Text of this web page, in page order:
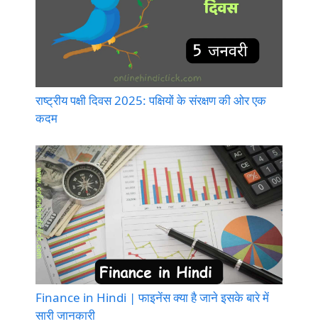
राष्ट्रीय पक्षी दिवस 2025: पक्षियों के संरक्षण की ओर एक
कदम
Finance in Hindi | फाइनेंस क्या है जाने इसके बारे में
सारी जानकारी